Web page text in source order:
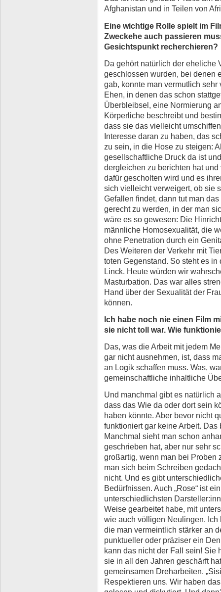
Afghanistan und in Teilen von
Eine wichtige Rolle spielt im
Zweckehe auch passieren
Gesichtspunkt recherchieren?
Da gehört natürlich der eheliche
geschlossen wurden, bei denen
gab, konnte man vermutlich
Ehen, in denen das schon
Überbleibsel, eine Normierung
Körperliche beschreibt und
dass sie das vielleicht
Interesse daran zu haben, das
zu sein, in die Hose zu steigen:
gesellschaftliche Druck da ist
dergleichen zu berichten hat
dafür gescholten wird und es
sich vielleicht verweigert, ob sie
Gefallen findet, dann tut man
gerecht zu werden, in der man
wäre es so gewesen: Die
männliche Homosexualität, die
ohne Penetration durch ein
Des Weiteren der Verkehr mit
toten Gegenstand. So steht es
Linck. Heute würden wir
Masturbation. Das war alles
Hand über der Sexualität der
können.
Ich habe noch nie einen Film
sie nicht toll war. Wie
Das, was die Arbeit mit jedem
gar nicht ausnehmen, ist, dass
an Logik schaffen muss. Was,
gemeinschaftliche inhaltliche
Und manchmal gibt es natürlich
dass das Wie da oder dort sein
haben könnte. Aber bevor nicht
funktioniert gar keine Arbeit.
Manchmal sieht man schon
geschrieben hat, aber nur sehr
großartig, wenn man bei Proben
man sich beim Schreiben
nicht. Und es gibt
Bedürfnissen. Auch „Rose“ ist
unterschiedlichsten
Weise gearbeitet habe, mit
wie auch völligen Neulingen. Ich
die man vermeintlich stärker an
punktueller oder präziser ein
kann das nicht der Fall sein! Sie
sie in all den Jahren geschärft
gemeinsamen Dreharbeiten.
Respektieren uns. Wir haben